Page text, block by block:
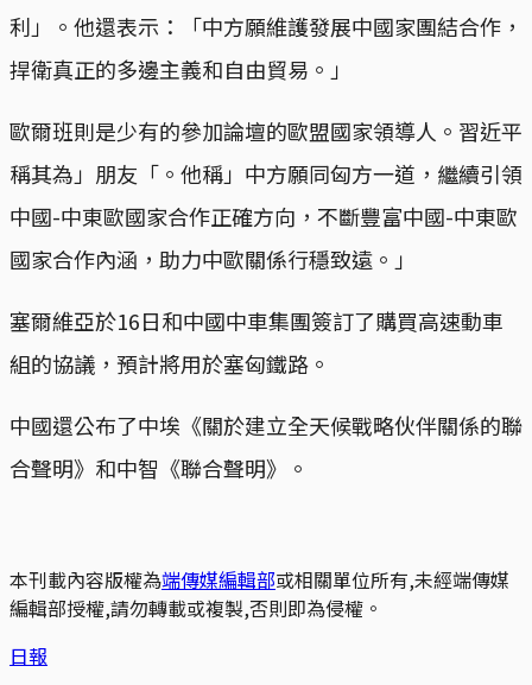
利」。他還表示：「中方願維護發展中國家團結合作，
捍衛真正的多邊主義和自由貿易。」
歐爾班則是少有的參加論壇的歐盟國家領導人。習近平
稱其為」朋友「。他稱」中方願同匈方一道，繼續引領
中國-中東歐國家合作正確方向，不斷豐富中國-中東歐
國家合作內涵，助力中歐關係行穩致遠。」
塞爾維亞於16日和中國中車集團簽訂了購買高速動車
組的協議，預計將用於塞匈鐵路。
中國還公布了中埃《關於建立全天候戰略伙伴關係的聯
合聲明》和中智《聯合聲明》。
本刊載內容版權為端傳媒編輯部或相關單位所有,未經端傳媒
編輯部授權,請勿轉載或複製,否則即為侵權。
日報